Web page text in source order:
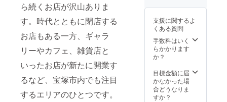
ら続くお店が沢山ありま
す。時代とともに閉店する
お店もある一方、ギャラ
リーやカフェ、雑貨店と
いったお店が新たに開業す
るなど、宝塚市内でも注目
するエリアのひとつです。
確認く
ださ
い。
11/13「
おかえ
りクラ
14:00開
演に合
わせて
アドレ
スに
URLと
パス
ワード
をお送
す。
11/4ま
でに
信の注
意事項
＞ 以
下の
ページ
にて視
にご確
認くだ
さい。
※お申
期に
よって
は発
注・製
作の都
お
届けが
遅れる
場合が
支援に関するよ
くある質問
手数料はいく
らかかります
か？
目標金額に届
かなかった場
合どうなりま
すか？